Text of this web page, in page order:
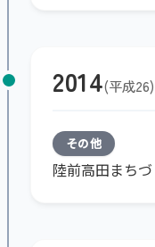
2014 平成26
その他
陸前高田まち